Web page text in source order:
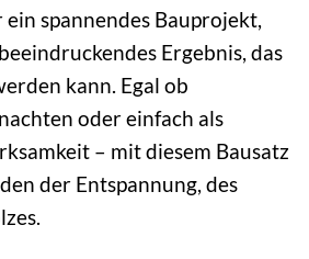
spannendes Bauprojekt,
Ergebnis, das
kann. Egal ob
oder einfach als
– mit diesem Bausatz
der Entspannung, des